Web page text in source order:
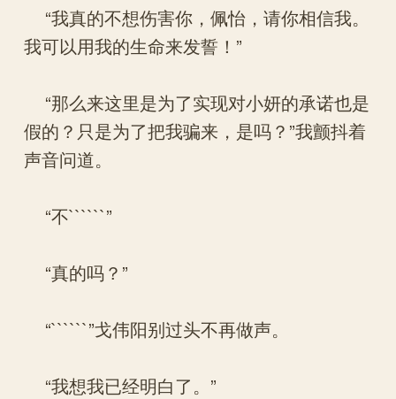
“我真的不想伤害你，佩怡，请你相信我。
我可以用我的生命来发誓！”
“那么来这里是为了实现对小妍的承诺也是
假的？只是为了把我骗来，是吗？”我颤抖着
声音问道。
“不``````”
“真的吗？”
“``````”戈伟阳别过头不再做声。
“我想我已经明白了。”